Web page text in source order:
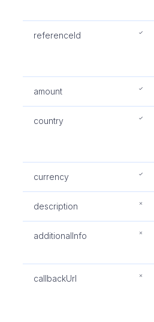
referenceId
amount
country
currency
description
additionalInfo
callbackUrl